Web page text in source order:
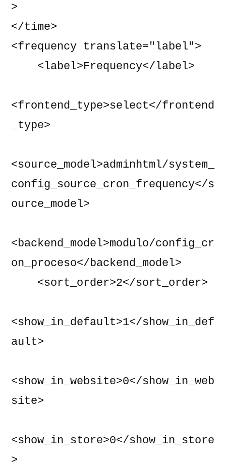
>
</time>
<frequency translate="label">
<frontend_type>select</frontend
_type>
<source_model>adminhtml/system_
config_source_cron_frequency</s
ource_model>
<backend_model>modulo/config_cr
on_proceso</backend_model>
<show_in_default>1</show_in_def
ault>
<show_in_website>0</show_in_web
site>
<show_in_store>0</show_in_store
>